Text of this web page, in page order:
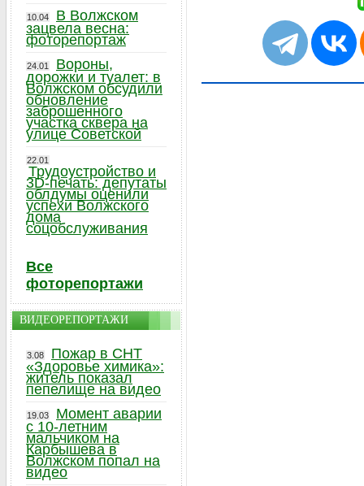
10.04
В Волжском
зацвела весна:
фоторепортаж
24.01
Вороны,
дорожки и туалет: в
Волжском обсудили
обновление
заброшенного
участка сквера на
улице Советской
22.01
Трудоустройство и
3D-печать: депутаты
облдумы оценили
успехи Волжского
дома
соцобслуживания
Все
фоторепортажи
ВИДЕОРЕПОРТАЖИ
3.08
Пожар в СНТ
«Здоровье химика»:
житель показал
пепелище на видео
19.03
Момент аварии
с 10-летним
мальчиком на
Карбышева в
Волжском попал на
видео